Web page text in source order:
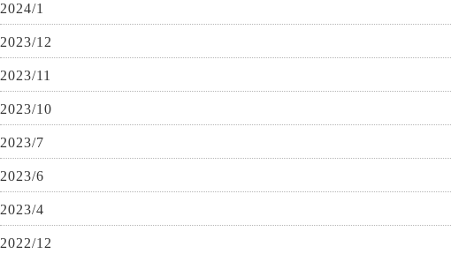
2024/1
2023/12
2023/11
2023/10
2023/7
2023/6
2023/4
2022/12